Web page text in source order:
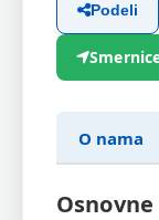
Podeli
O nama